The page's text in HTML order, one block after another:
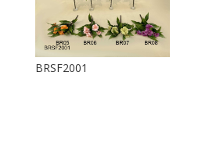
BRSF2001